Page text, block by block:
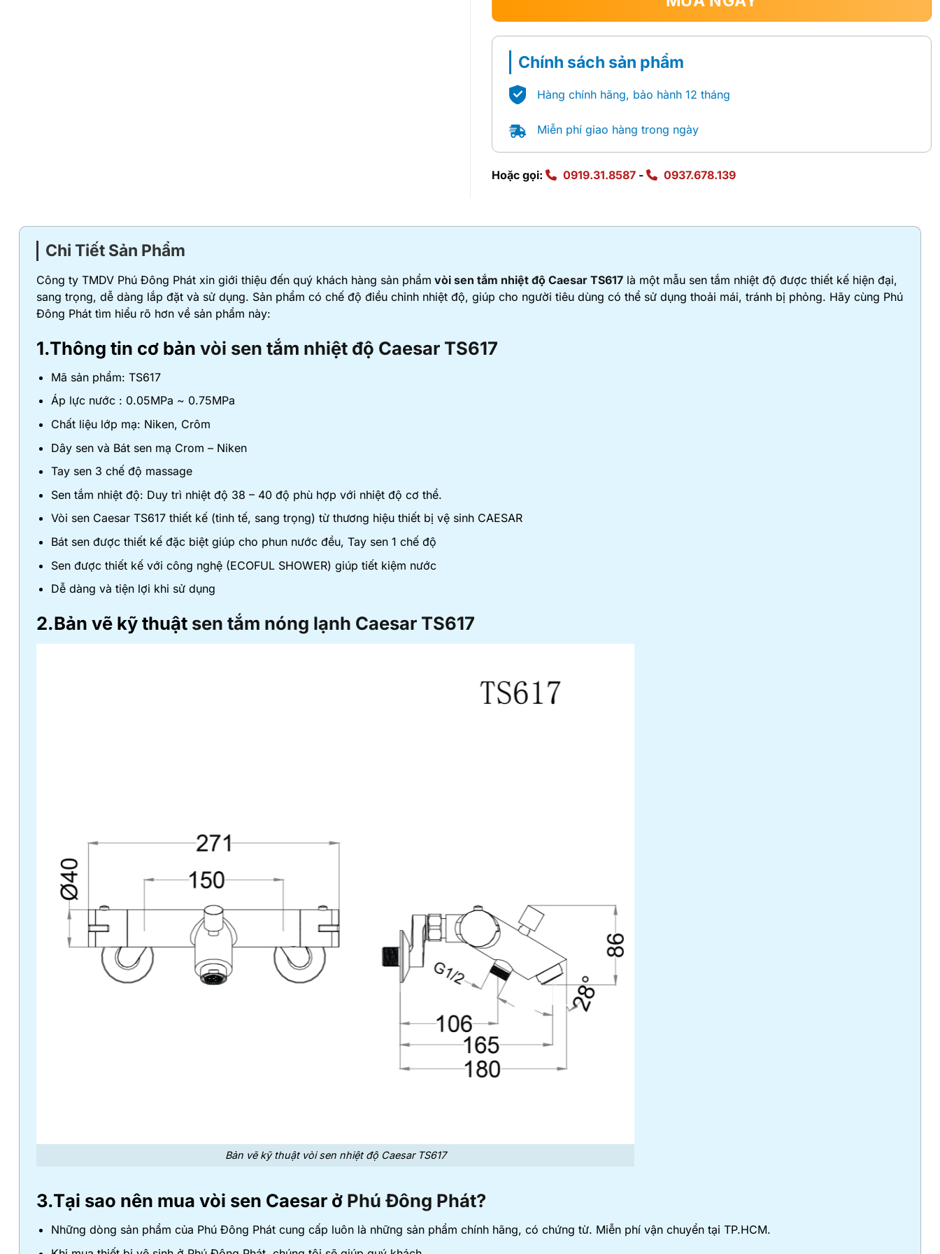
Chính sách sản phẩm
Hàng chính hãng, bảo hành 12 tháng
Miễn phí giao hàng trong ngày
Hoặc gọi: 0919.31.8587 - 0937.678.139
Chi Tiết Sản Phẩm
Công ty TMDV Phú Đông Phát xin giới thiệu đến quý khách hàng sản phẩm vòi sen tắm nhiệt độ Caesar TS617 là một mẫu sen tắm nhiệt độ được thiết kế hiện đại,
sang trọng, dễ dàng lắp đặt và sử dụng. Sản phẩm có chế độ điều chỉnh nhiệt độ, giúp cho người tiêu dùng có thể sử dụng thoải mái, tránh bị phỏng. Hãy cùng Phú
Đông Phát tìm hiểu rõ hơn về sản phẩm này:
1.Thông tin cơ bản vòi sen tắm nhiệt độ Caesar TS617
Mã sản phẩm: TS617
Áp lực nước : 0.05MPa ~ 0.75MPa
Chất liệu lớp mạ: Niken, Crôm
Dây sen và Bát sen mạ Crom – Niken
Tay sen 3 chế độ massage
Sen tắm nhiệt độ: Duy trì nhiệt độ 38 – 40 độ phù hợp với nhiệt độ cơ thể.
Vòi sen Caesar TS617 thiết kế (tinh tế, sang trọng) từ thương hiệu thiết bị vệ sinh CAESAR
Bát sen được thiết kế đặc biệt giúp cho phun nước đều, Tay sen 1 chế độ
Sen được thiết kế với công nghệ (ECOFUL SHOWER) giúp tiết kiệm nước
Dễ dàng và tiện lợi khi sử dụng
2.Bản vẽ kỹ thuật sen tắm nóng lạnh Caesar TS617
Bản vẽ kỹ thuật vòi sen nhiệt độ Caesar TS617
3.Tại sao nên mua vòi sen Caesar ở Phú Đông Phát?
Những dòng sản phẩm của Phú Đông Phát cung cấp luôn là những sản phẩm chính hãng, có chứng từ. Miễn phí vận chuyển tại TP.HCM.